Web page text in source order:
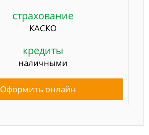
страхование
КАСКО
кредиты
наличными
Оформить онлайн